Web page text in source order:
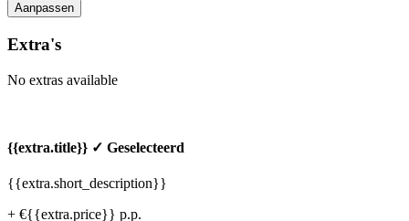
Aanpassen
Extra's
No extras available
{{extra.title}} ✓ Geselecteerd
{{extra.short_description}}
+ €{{extra.price}} p.p.